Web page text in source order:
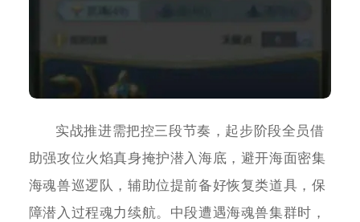
实战推进需把控三段节奏，起步阶段全员借
助强攻位火焰真身掩护潜入海底，避开海面密集
海魂兽巡逻队，辅助位提前备好恢复类道具，保
障潜入过程魂力续航。中段遭遇海魂兽集群时，